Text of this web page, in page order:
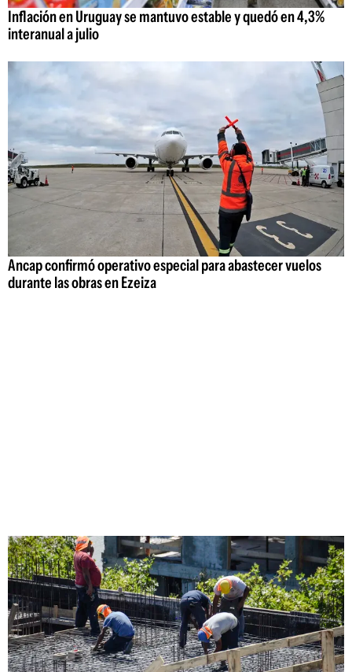
Inflación en Uruguay se mantuvo estable y quedó en 4,3%
interanual a julio
Ancap confirmó operativo especial para abastecer vuelos
durante las obras en Ezeiza